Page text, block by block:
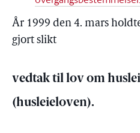
År 1999 den 4. mars
gjort slikt
vedtak til lov om
(husleieloven).